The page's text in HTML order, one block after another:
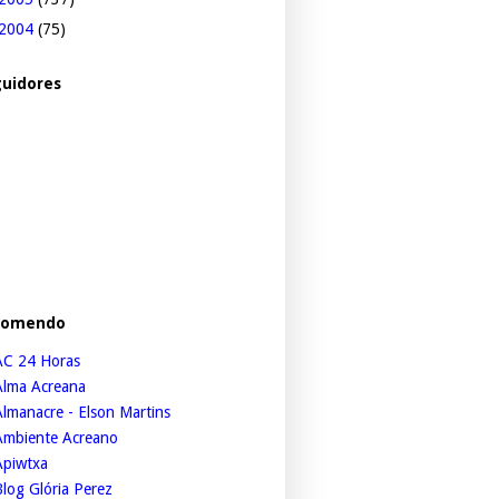
2004 (75)
24 Horas
Acreana
- Elson Martins
Acreano
Glória Perez